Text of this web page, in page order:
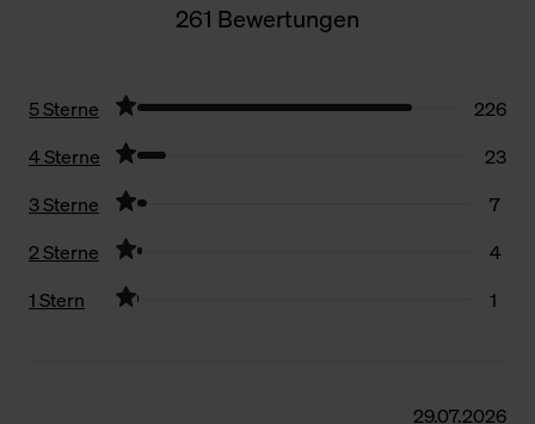
261 Bewertungen
5 Sterne
226
4 Sterne
23
3 Sterne
7
2 Sterne
4
1 Stern
1
29.07.2026